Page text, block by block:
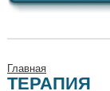
Главная
ТЕРАПИЯ